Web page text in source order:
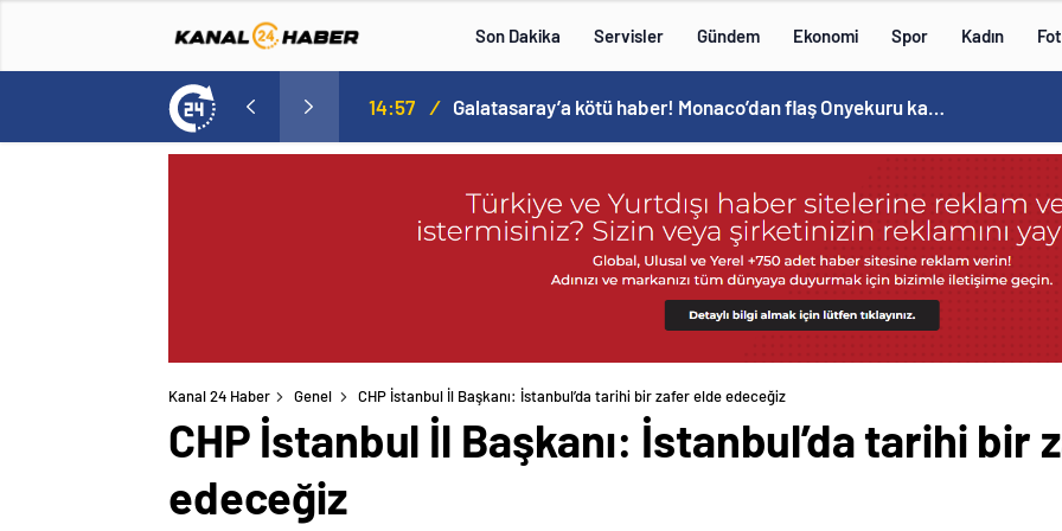
Son Dakika Servisler Gündem Ekonomi Spor Kadın
Cristiano Ronaldo’nun akıllara zarar tüm kariyerinin istatistiğini çıkardık ! 14:57 / Galatasaray’a kötü haber! Monaco’dan flaş Onyekuru kararı.
Kanal 24 Haber Genel CHP İstanbul İl Başkanı: İstanbul’da tarihi bir zafer elde edeceğiz
CHP İstanbul İl Başkanı: İstanbul’da tarihi bir
edeceğiz